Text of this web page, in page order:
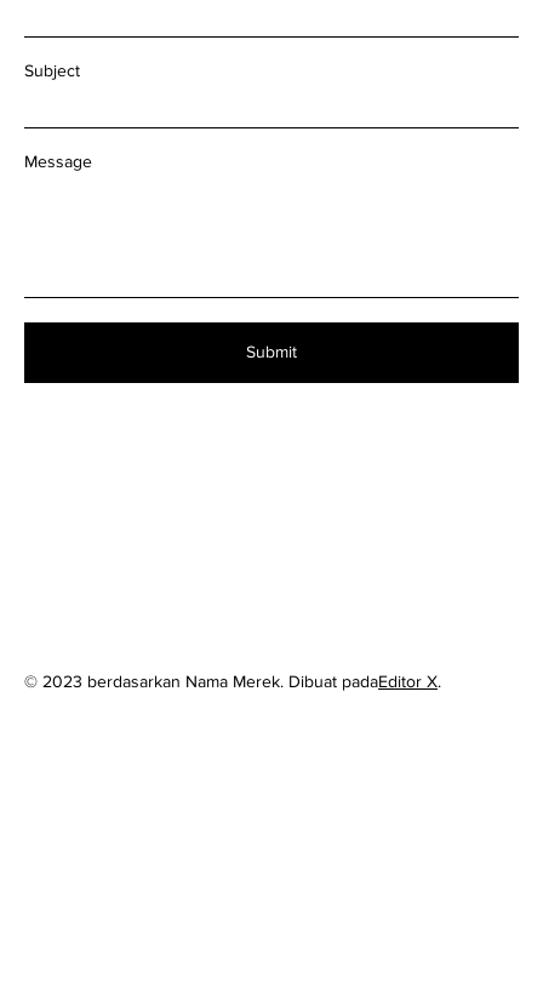
Subject
Message
Submit
© 2023 berdasarkan Nama Merek. Dibuat padaEditor X.